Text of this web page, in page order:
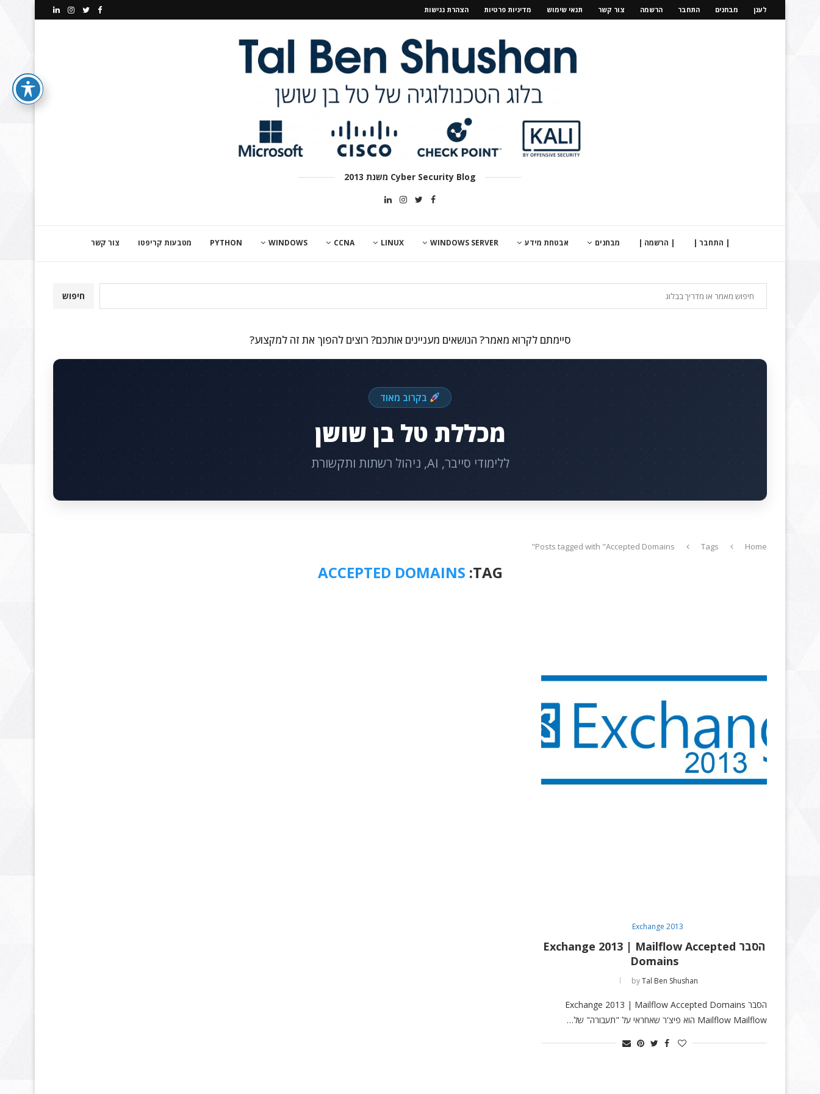
לענן מבחנים התחבר הרשמה צור קשר תנאי שימוש מדיניות פרטיות הצהרת נגישות
Cyber Security Blog משנת 2013
| התחבר | | הרשמה | מבחנים אבטחת מידע WINDOWS SERVER
LINUX
CCNA
WINDOWS
PYTHON מטבעות קריפטו צור קשר
חיפוש
סיימתם לקרוא מאמר? הנושאים מעניינים אותכם? רוצים להפוך את זה למקצוע?
בקרוב מאוד
מכללת טל בן שושן
ללימודי סייבר, AI, ניהול רשתות ותקשורת
Home
Tags
Posts tagged with "Accepted Domains"
TAG:
ACCEPTED DOMAINS
Exchange 2013
הסבר Exchange 2013 | Mailflow Accepted
Domains
byTal Ben Shushan
הסבר Exchange 2013 | Mailflow Accepted Domains
Mailflow Mailflow הוא פיצ'ר שאחראי על "תעבורה" של…